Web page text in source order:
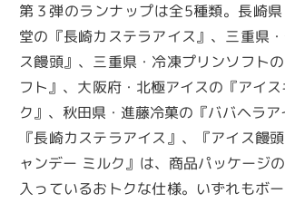
第３弾のランナップは全5種類。長崎
堂の『長崎カステラアイス』、三重県
ス饅頭』、三重県・冷凍プリンソフト
フト』、大阪府・北極アイスの『アイ
ク』、秋田県・進藤冷菓の『ババヘラア
『長崎カステラアイス』、『アイス饅
ャンデー ミルク』は、商品パッケージ
入っているおトクな仕様。いずれもボ